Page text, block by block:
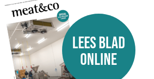
LEES BLAD
ONLINE